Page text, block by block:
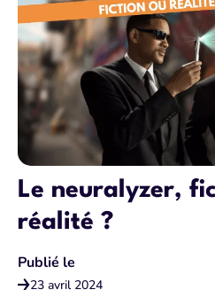
Le neuralyzer,
réalité ?
Publié le
23 avril 2024